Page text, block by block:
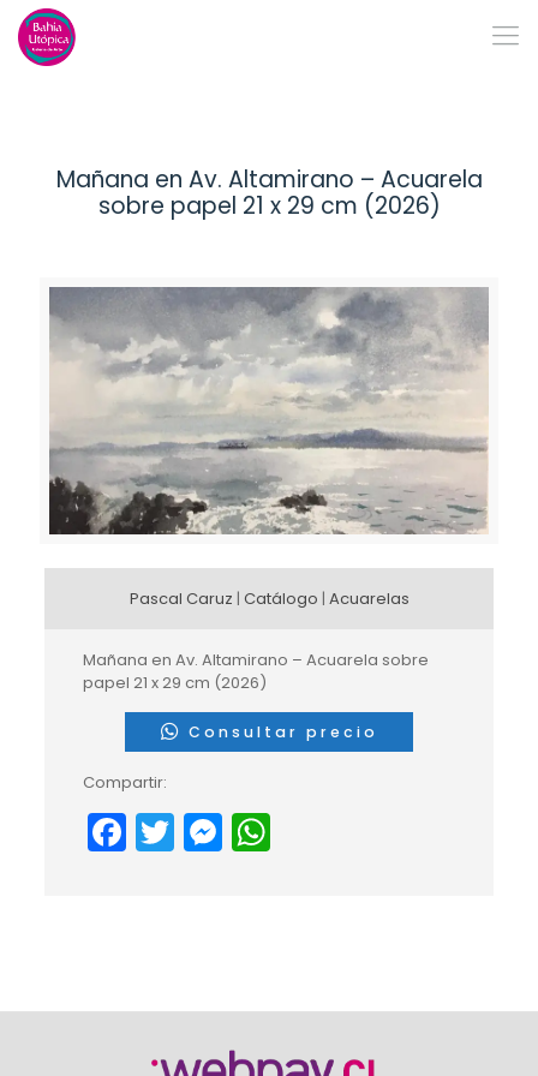
Mañana en Av. Altamirano – Acuarela
sobre papel 21 x 29 cm (2026)
Pascal Caruz | Catálogo | Acuarelas
Mañana en Av. Altamirano – Acuarela sobre
papel 21 x 29 cm (2026)
Consultar precio
Compartir:
Facebook
TwitterMessenger
WhatsApp